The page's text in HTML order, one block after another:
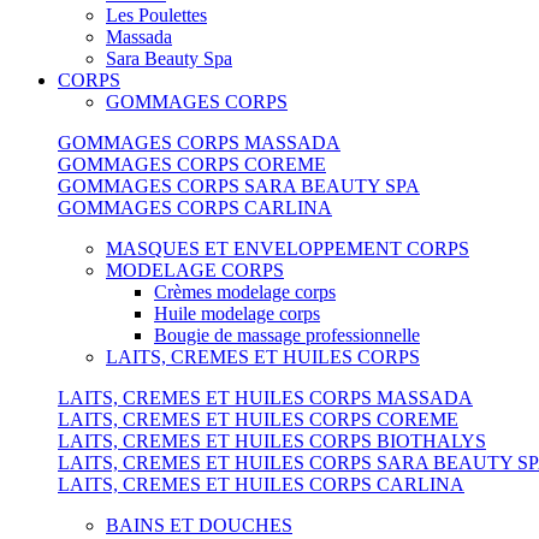
Les Poulettes
Massada
Sara Beauty Spa
CORPS
GOMMAGES CORPS
GOMMAGES CORPS MASSADA
GOMMAGES CORPS COREME
GOMMAGES CORPS SARA BEAUTY SPA
GOMMAGES CORPS CARLINA
MASQUES ET ENVELOPPEMENT CORPS
MODELAGE CORPS
Crèmes modelage corps
Huile modelage corps
Bougie de massage professionnelle
LAITS, CREMES ET HUILES CORPS
LAITS, CREMES ET HUILES CORPS MASSADA
LAITS, CREMES ET HUILES CORPS COREME
LAITS, CREMES ET HUILES CORPS BIOTHALYS
LAITS, CREMES ET HUILES CORPS SARA BEAUTY
LAITS, CREMES ET HUILES CORPS CARLINA
BAINS ET DOUCHES